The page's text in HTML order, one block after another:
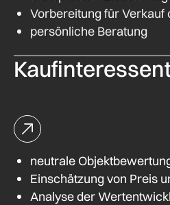
Vorbereitung für Verkauf
persönliche Beratung
neutrale
Einschätzung von Preis
Analyse der